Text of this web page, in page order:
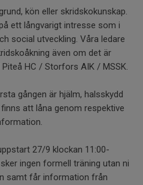
kön eller skridskokunskap.
ett långvarigt intresse som i
social utveckling. Våra ledare
även om det är
HC / Storfors AIK / MSSK.
gången är hjälm, halsskydd
att låna genom respektive
27/9 klockan 11:00-
ingen formell träning utan ni
samt får information från